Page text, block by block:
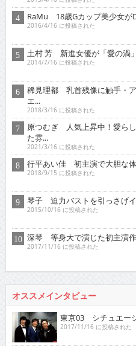
RaMu 18歳Gカップ美少女が
2016/4/16 に投稿された
土村 芳 新進女優が「愛の渦
2014/7/16 に投稿された
稀見理都 乳首残像に触手・
エ...
2018/3/16 に投稿された
原つむぎ 人気上昇中！愛ら
た雰...
2021/3/16 に投稿された
行平あい佳 初主演で大胆な
2018/9/15 に投稿された
琴子 迫力バストを引っさげイ
2015/10/16 に投稿された
深琴 等身大で演じた初主演作
2017/11/16 に投稿された
オススメインタビュー
東京03 シチュエー
2017/11/16 に投稿された